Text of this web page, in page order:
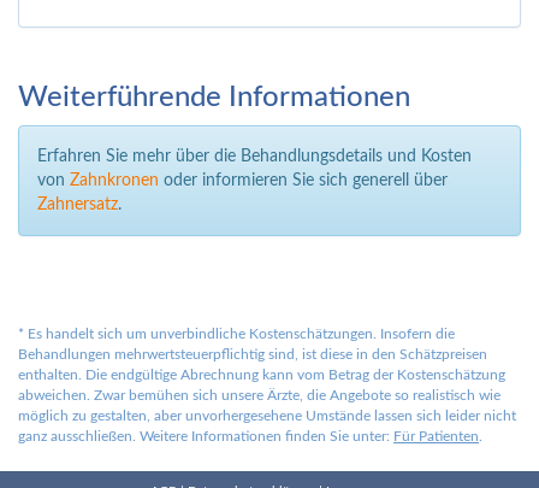
Weiterführende Informationen
Erfahren Sie mehr über die Behandlungsdetails und Kosten
von Zahnkronen oder informieren Sie sich generell über
Zahnersatz.
* Es handelt sich um unverbindliche Kostenschätzungen. Insofern die
Behandlungen mehrwertsteuerpflichtig sind, ist diese in den Schätzpreisen
enthalten. Die endgültige Abrechnung kann vom Betrag der Kostenschätzung
abweichen. Zwar bemühen sich unsere Ärzte, die Angebote so realistisch wie
möglich zu gestalten, aber unvorhergesehene Umstände lassen sich leider nicht
ganz ausschließen. Weitere Informationen finden Sie unter: Für Patienten